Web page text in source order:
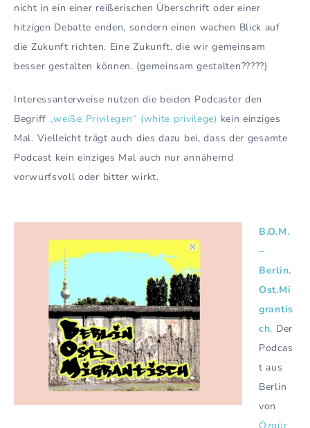
nicht in ein einer reißerischen Überschrift oder einer
hitzigen Debatte enden, sondern einen wachen Blick auf
die Zukunft richten. Eine Zukunft, die wir gemeinsam
besser gestalten können. (gemeinsam gestalten?????)
Interessanterweise nutzen die beiden Podcaster den
Begriff „weiße Privilegen“ (white privilege) kein einziges
Mal. Vielleicht trägt auch dies dazu bei, dass der gesamte
Podcast kein einziges Mal auch nur annähernd
vorwurfsvoll oder bitter wirkt.
B.O.M.
–
Berlin.
Ost.Mi
grantis
ch. Der
Podcas
t aus
Berlin
von